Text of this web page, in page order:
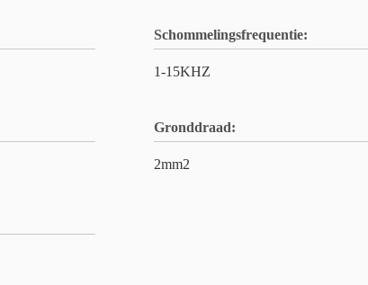
Schommelingsfrequentie:
1-15KHZ
Gronddraad:
2mm2